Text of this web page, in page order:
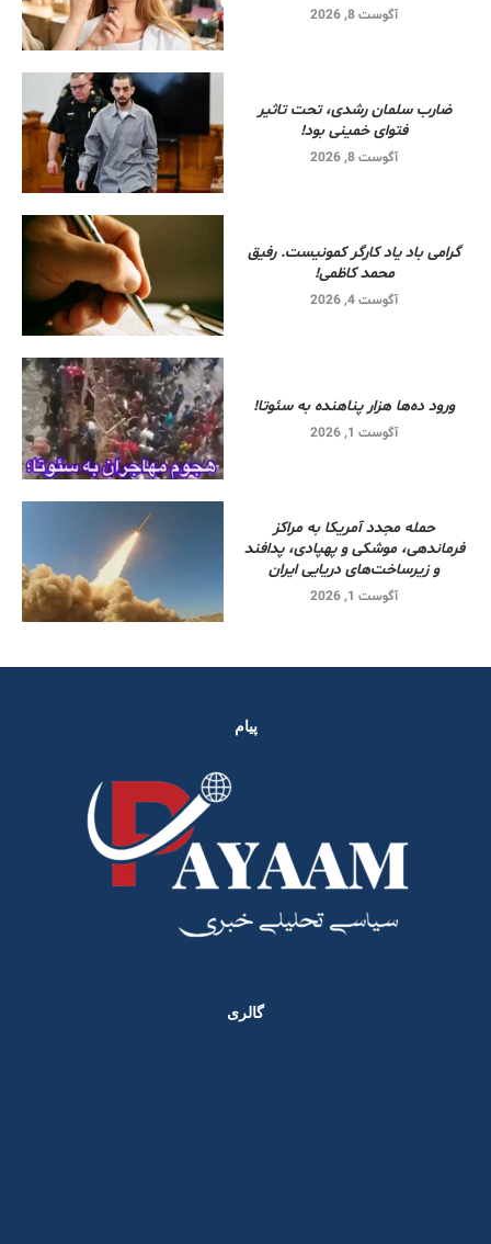
آگوست 8, 2026
ضارب سلمان رشدی، تحت تاثیر
فتوای خمینی بود!
آگوست 8, 2026
گرامی باد یاد کارگر کمونیست. رفیق
محمد کاظمی!
آگوست 4, 2026
ورود ده‌ها هزار پناهنده به سئوتا!
آگوست 1, 2026
حمله مجدد آمریکا به مراکز
فرماندهی، موشکی و پهپادی، پدافند
و زیرساخت‌های دریایی ایران
آگوست 1, 2026
پیام
گالری